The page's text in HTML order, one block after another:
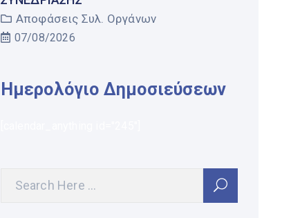
Αποφάσεις Συλ. Οργάνων
07/08/2026
Ημερολόγιο Δημοσιεύσεων